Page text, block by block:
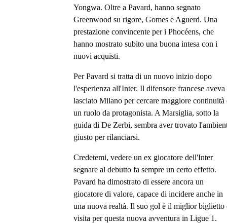
Yongwa. Oltre a Pavard, hanno segnato
Greenwood su rigore, Gomes e Aguerd. Una
prestazione convincente per i Phocéens, che
hanno mostrato subito una buona intesa con i
nuovi acquisti.
Per Pavard si tratta di un nuovo inizio dopo
l'esperienza all'Inter. Il difensore francese aveva
lasciato Milano per cercare maggiore continuità
un ruolo da protagonista. A Marsiglia, sotto la
guida di De Zerbi, sembra aver trovato
giusto per rilanciarsi.
Credetemi, vedere un ex giocatore dell'Inter
segnare al debutto fa sempre un certo effetto.
Pavard ha dimostrato di essere ancora un
giocatore di valore, capace di incidere anche in
una nuova realtà. Il suo gol è il miglior biglietto
visita per questa nuova avventura in Ligue 1.